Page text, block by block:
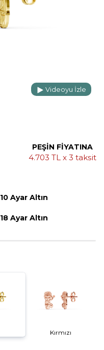
Videoyu İzle
PEŞİN FİYATINA
4.703 TL x 3 taksit
10 Ayar Altın
18 Ayar Altın
Kırmızı